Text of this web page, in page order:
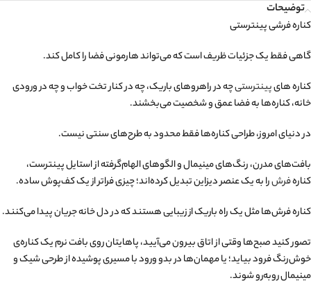
توضیحات
کناره فرشی پینترستی
گاهی فقط یک جزئیات ظریف است که می‌تواند هارمونی فضا را کامل کند.
کناره هایپینترستیچه در راهروهای باریک، چه در کنار تخت خواب و چه در ورودی
خانه، کناره‌ها به فضا عمق و شخصیت می‌بخشند.
در دنیای امروز، طراحی کناره‌ها فقط محدود به طرح‌های سنتی نیست.
بافت‌های مدرن، رنگ‌های مینیمال و الگوهای الهام‌گرفته از استایل پینترست،
کنارهفرشرا به یک عنصر دیزاین تبدیل کرده‌اند؛ چیزی فراتر از یک کف‌پوش ساده.
کناره فرش‌ها مثل یک راه باریک از زیبایی هستند که در دل خانه جریان پیدا می‌کنند.
تصور کنید صبح‌ها وقتی از اتاق بیرون می‌آیید، پاهایتان روی بافت نرم یک کناره‌ی
خوش‌رنگ فرود بیاید؛ یا مهمان‌ها در بدو ورود با مسیری پوشیده از طرحی شیک و
مینیمال روبه‌رو شوند.